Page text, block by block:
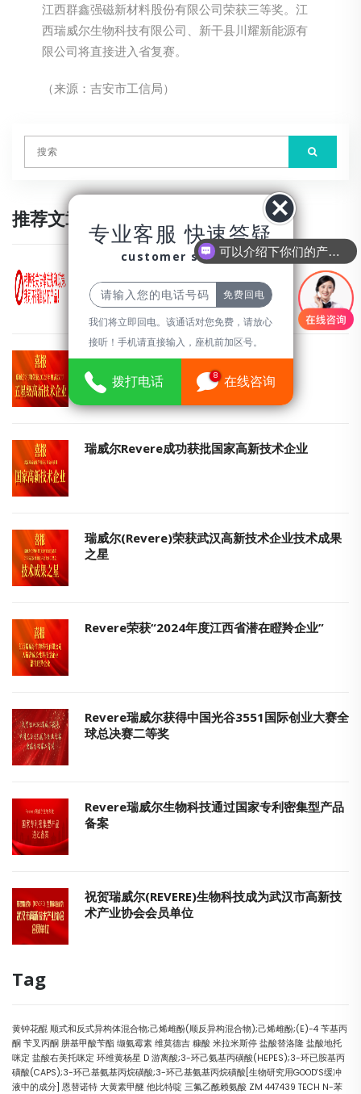
专业客服 快速答疑
customer service
我们将立即回电。该通话对您免费，请放心
接听！手机请直接输入，座机前加区号。
拨打电话 8 在线咨询
江西群鑫强磁新材料股份有限公司荣获三等奖。江
西瑞威尔生物科技有限公司、新干县川耀新能源有
限公司将直接进入省复赛。
（来源：吉安市工信局）
推荐文章
易制毒化学品名录（2024版）
瑞威尔荣获武汉市五星级高新技术企业
瑞威尔Revere成功获批国家高新技术企业
瑞威尔(Revere)荣获武汉高新技术企业技术成果
之星
Revere荣获“2024年度江西省潜在瞪羚企业”
Revere瑞威尔获得中国光谷3551国际创业大赛全
球总决赛二等奖
Revere瑞威尔生物科技通过国家专利密集型产品
备案
祝贺瑞威尔(REVERE)生物科技成为武汉市高新技
术产业协会会员单位
Tag
黄钟花醌 顺式和反式异构体混合物;己烯雌酚(顺反异构混合物);己烯雌酚;(E)-4 苄基丙
酮 苄叉丙酮 肼基甲酸苄酯 缬氨霉素 维莫德吉 糠酸 米拉米斯停 盐酸替洛隆 盐酸地托
咪定 盐酸右美托咪定 环维黄杨星 D 游离酸;3-环己氨基丙磺酸(HEPES);3-环已胺基丙
磺酸(CAPS);3-环己基氨基丙烷磺酸;3-环己基氨基丙烷磺酸[生物研究用GOOD'S缓冲
液中的成分] 恩替诺特 大黄素甲醚 他比特啶 三氟乙酰赖氨酸 ZM 447439 TECH N-苯
可以介绍下你们的产品么